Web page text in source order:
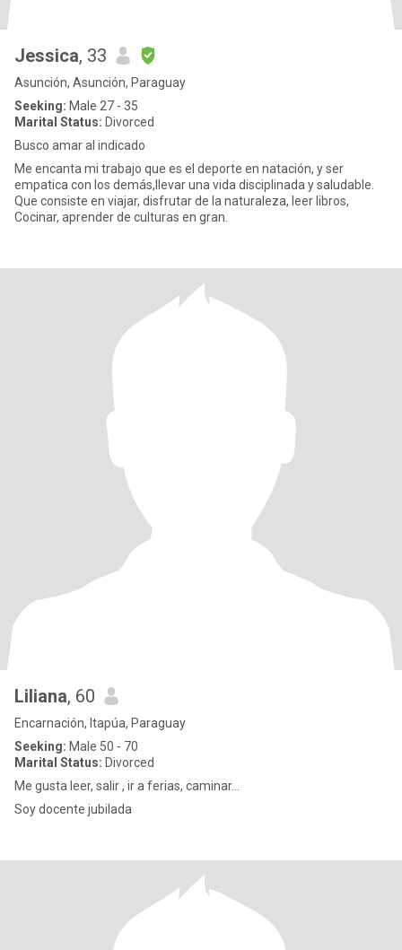
Jessica, 33
Asunción, Asunción, Paraguay
Seeking: Male 27 - 35
Marital Status: Divorced
Busco amar al indicado
Me encanta mi trabajo que es el deporte en natación, y ser
empatica con los demás,llevar una vida disciplinada y saludable.
Que consiste en viajar, disfrutar de la naturaleza, leer libros,
Cocinar, aprender de culturas en gran.
Liliana, 60
Encarnación, Itapúa, Paraguay
Seeking: Male 50 - 70
Marital Status: Divorced
Me gusta leer, salir , ir a ferias, caminar...
Soy docente jubilada